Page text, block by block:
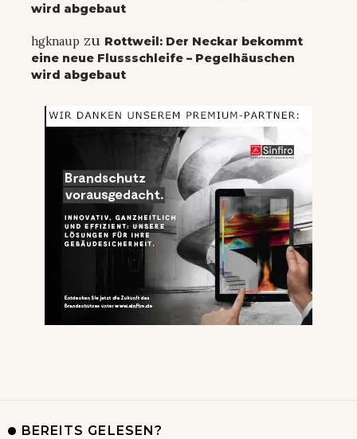
wird abgebaut
hgknaup zu Rottweil: Der Neckar bekommt
eine neue Flussschleife – Pegelhäuschen
wird abgebaut
BEREITS GELESEN?